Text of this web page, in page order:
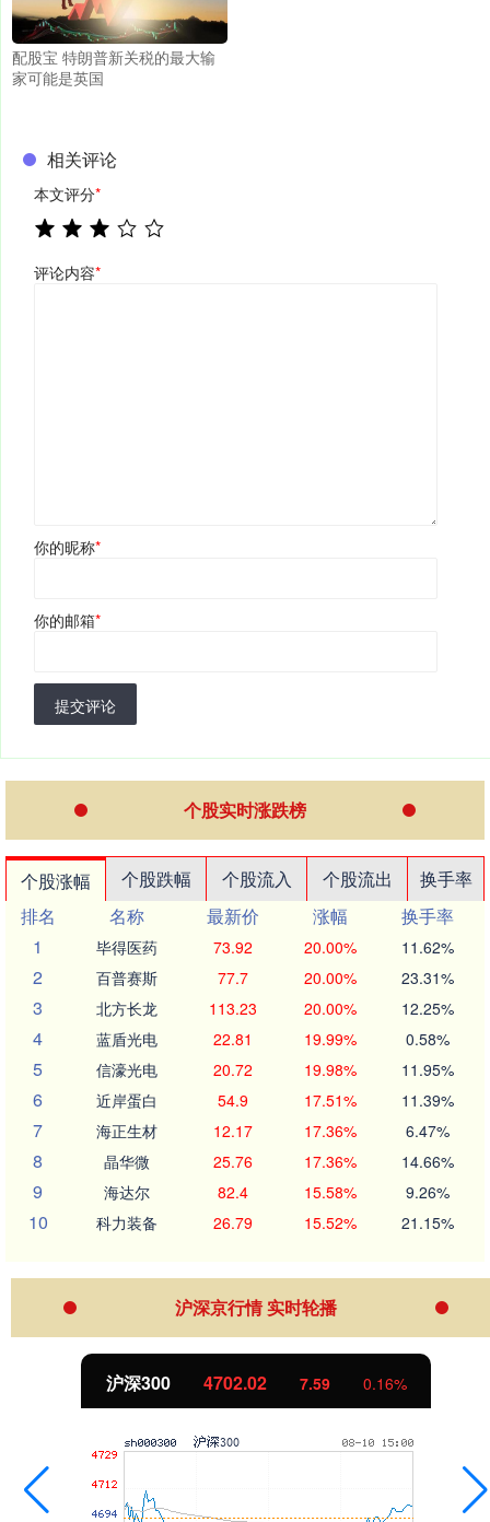
配股宝 特朗普新关税的最大输
家可能是英国
相关评论
本文评分*
评论内容*
你的昵称*
你的邮箱*
提交评论
个股实时涨跌榜
个股涨幅 个股跌幅 个股流入 个股流出
换手率
排名
名称 最新价 涨幅
换手率
1
毕得医药 73.92 20.00% 11.62%
2 百普赛斯 77.7 20.00% 23.31%
3 北方长龙 113.23 20.00% 12.25%
4 蓝盾光电 22.81 19.99% 0.58%
5 信濠光电 20.72 19.98% 11.95%
6 近岸蛋白 54.9 17.51% 11.39%
7 海正生材 12.17 17.36% 6.47%
8 晶华微 25.76 17.36% 14.66%
9 海达尔 82.4 15.58% 9.26%
10 科力装备 26.79 15.52% 21.15%
沪深京行情 实时轮播
北证50 1122.88 -11.37 -1.00%